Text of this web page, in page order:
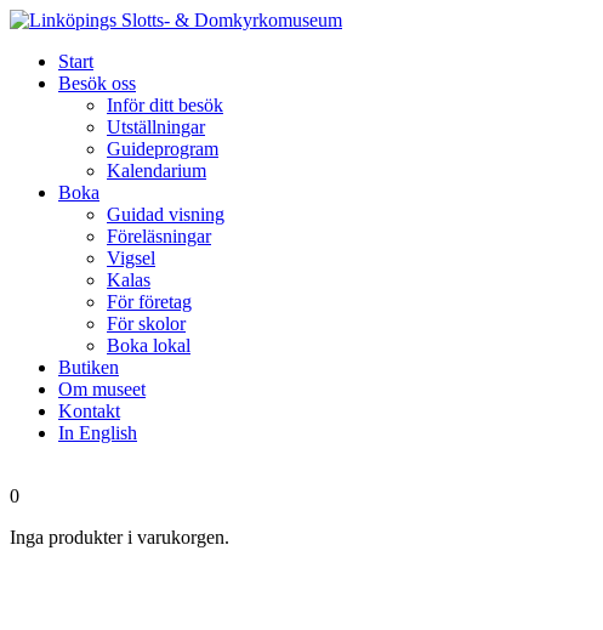
Start
Besök oss
Inför ditt besök
Utställningar
Guideprogram
Kalendarium
Boka
Guidad visning
Föreläsningar
Vigsel
Kalas
För företag
För skolor
Boka lokal
Butiken
Om museet
Kontakt
In English
0
Inga produkter i varukorgen.